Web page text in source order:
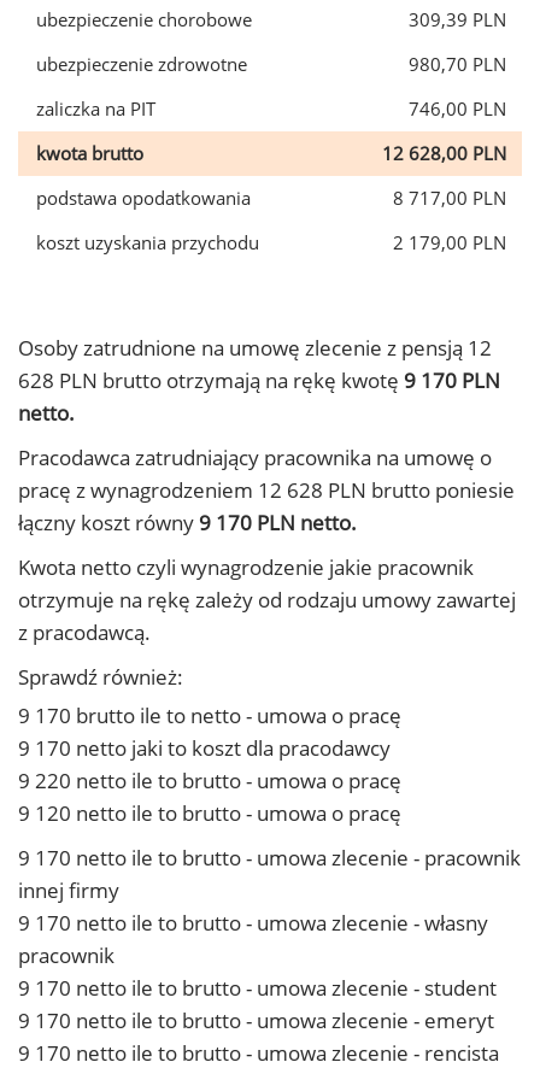
ubezpieczenie chorobowe
309,39 PLN
ubezpieczenie zdrowotne
980,70 PLN
zaliczka na PIT
746,00 PLN
kwota brutto
12 628,00 PLN
podstawa opodatkowania
8 717,00 PLN
koszt uzyskania przychodu
2 179,00 PLN
Osoby zatrudnione na umowę zlecenie z pensją 12
628 PLN brutto otrzymają na rękę kwotę 9 170 PLN
netto.
Pracodawca zatrudniający pracownika na umowę o
pracę z wynagrodzeniem 12 628 PLN brutto poniesie
łączny koszt równy 9 170 PLN netto.
Kwota netto czyli wynagrodzenie jakie pracownik
otrzymuje na rękę zależy od rodzaju umowy zawartej
z pracodawcą.
Sprawdź również:
9 170 brutto ile to netto - umowa o pracę
9 170 netto jaki to koszt dla pracodawcy
9 220 netto ile to brutto - umowa o pracę
9 120 netto ile to brutto - umowa o pracę
9 170 netto ile to brutto - umowa zlecenie - pracownik
innej firmy
9 170 netto ile to brutto - umowa zlecenie - własny
pracownik
9 170 netto ile to brutto - umowa zlecenie - student
9 170 netto ile to brutto - umowa zlecenie - emeryt
9 170 netto ile to brutto - umowa zlecenie - rencista